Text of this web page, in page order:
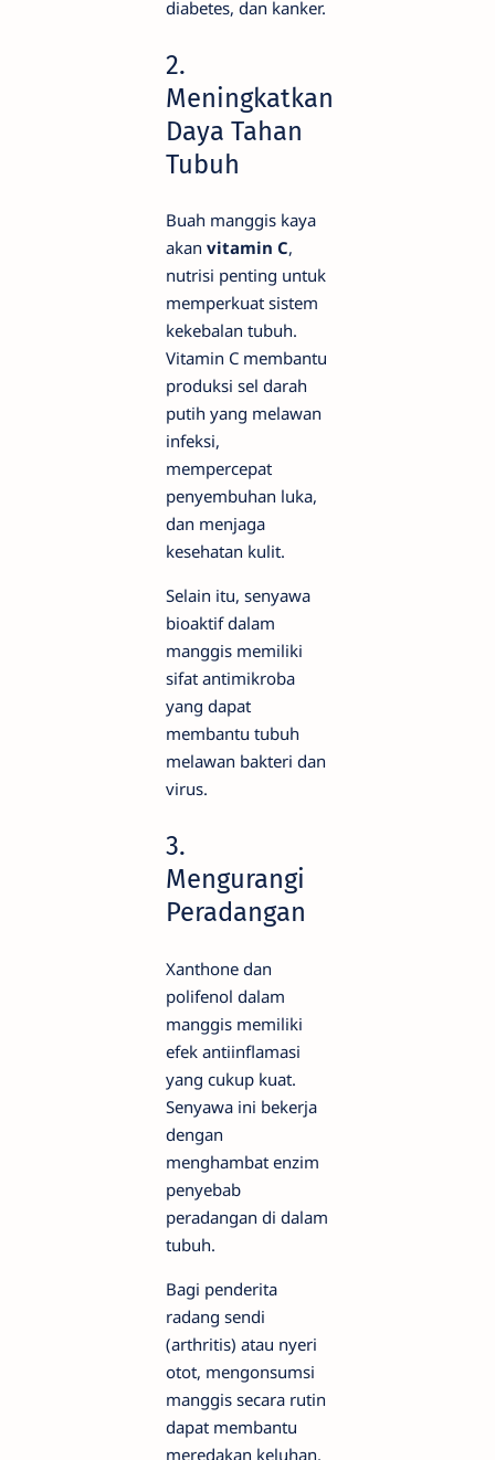
diabetes, dan kanker.
2.
Meningkatkan
Daya Tahan
Tubuh
Buah manggis kaya
akan vitamin C,
nutrisi penting untuk
memperkuat sistem
kekebalan tubuh.
Vitamin C membantu
produksi sel darah
putih yang melawan
infeksi,
mempercepat
penyembuhan luka,
dan menjaga
kesehatan kulit.
Selain itu, senyawa
bioaktif dalam
manggis memiliki
sifat antimikroba
yang dapat
membantu tubuh
melawan bakteri dan
virus.
3.
Mengurangi
Peradangan
Xanthone dan
polifenol dalam
manggis memiliki
efek antiinflamasi
yang cukup kuat.
Senyawa ini bekerja
dengan
menghambat enzim
penyebab
peradangan di dalam
tubuh.
Bagi penderita
radang sendi
(arthritis) atau nyeri
otot, mengonsumsi
manggis secara rutin
dapat membantu
meredakan keluhan.